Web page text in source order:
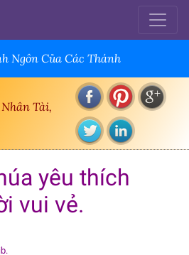
Ngôn Của Các Thánh
Tài,
yêu thích
vui vẻ.